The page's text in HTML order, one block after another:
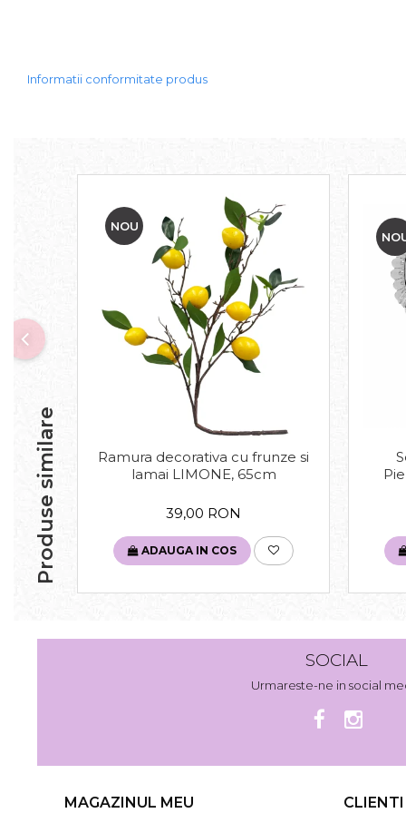
Decoratiuni Luminoase
Informatii conformitate produs
Produse similare
NOU
Ramura decorativa cu frunze si
lamai LIMONE, 65cm
39,00 RON
ADAUGA IN COS
SOCIAL
Urmareste-ne in social
MAGAZINUL MEU CLIENTI